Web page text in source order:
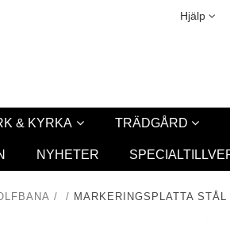
Hjälp
Säkerhet & Cookies
Leasing
& KYRKA TRÄDGÅRD
NYHETER
/ / MARKERINGSPLATTA STÅL